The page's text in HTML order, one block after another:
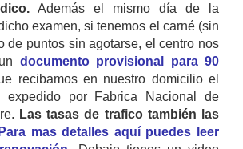
Además el mismo día de la
examen, si tenemos el carné (sin
de puntos sin agotarse, el centro nos
documento provisional para 90
recibamos en nuestro domicilio el
expedido por Fabrica Nacional de
Las tasas de trafico también las
Para mas detalles aquí puedes leer